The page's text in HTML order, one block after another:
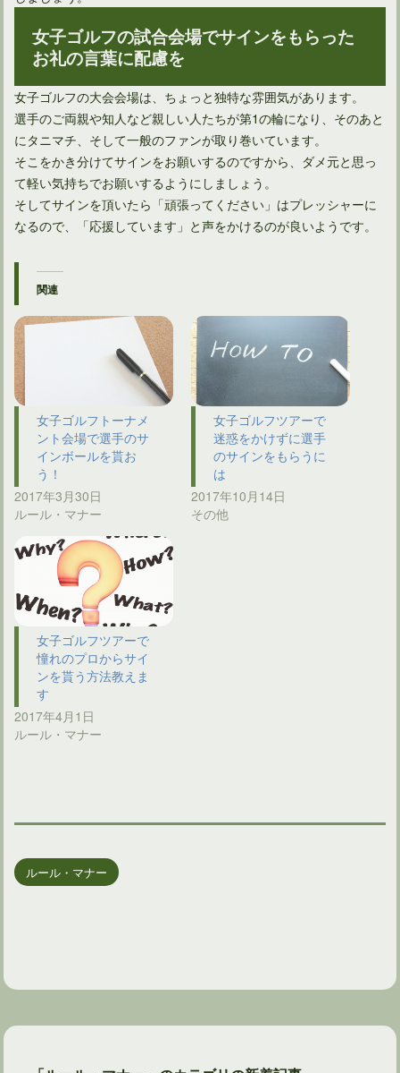
女子ゴルフの試合会場でサインをもらった
お礼の言葉に配慮を
女子ゴルフの大会会場は、ちょっと独特な雰囲気があります。
選手のご両親や知人など親しい人たちが第1の輪になり、そのあと
にタニマチ、そして一般のファンが取り巻いています。
そこをかき分けてサインをお願いするのですから、ダメ元と思っ
て軽い気持ちでお願いするようにしましょう。
そしてサインを頂いたら「頑張ってください」はプレッシャーに
なるので、「応援しています」と声をかけるのが良いようです。
関連
女子ゴルフトーナメ
ント会場で選手のサ
インボールを貰お
う！
2017年3月30日
ルール・マナー
女子ゴルフツアーで
迷惑をかけずに選手
のサインをもらうに
は
2017年10月14日
その他
女子ゴルフツアーで
憧れのプロからサイ
ンを貰う方法教えま
す
2017年4月1日
ルール・マナー
ルール・マナー